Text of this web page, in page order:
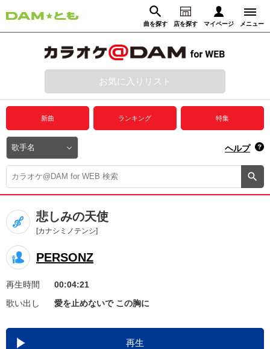
曲を探す 店を探す マイページ メニュー
動画からさがす 録音からさがす
ログイン
プレミアムサービス
DAM★とも動画
DAM★とも録音
カラオケ＠DAM
ユーザー検索
キャンペーン
お知らせ よくあるご質問
DAMの新曲・ランキングなど
カラオケ最新情報をチェック！
お気に入りリスト
新曲 ランキング 特集
ヘルプ
悲しみの天使
[カナシミノテンシ]
PERSONZ
再生時間
00:04:21
歌い出し
愛を止めないで この胸に
再生